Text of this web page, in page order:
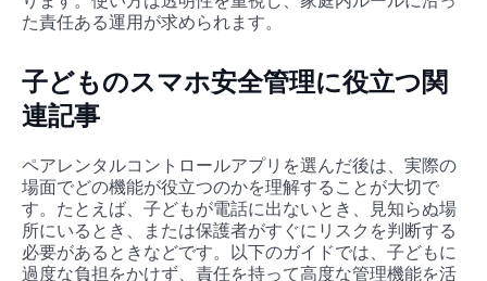
た責任ある運用が求められます。
子どものスマホ安全管理に役立つ関
連記事
ペアレンタルコントロールアプリを選んだ後は、実際の
場面でどの機能が役立つのかを理解することが大切で
す。たとえば、子どもが電話に出ないとき、見知らぬ場
所にいるとき、または保護者がすぐにリスクを判断する
必要があるときなどです。以下のガイドでは、子どもに
過度な負担をかけず、責任を持って高度な管理機能を活